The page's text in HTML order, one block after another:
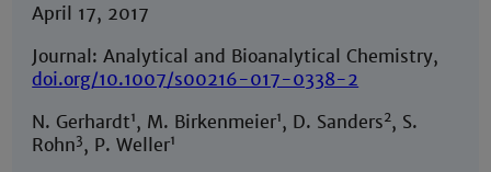
April 17, 2017
Journal: Analytical and Bioanalytical Chemistry,
doi.org/10.1007/s00216-017-0338-2
N. Gerhardt1, M. Birkenmeier1, D. Sanders2, S.
Rohn3, P. Weller1